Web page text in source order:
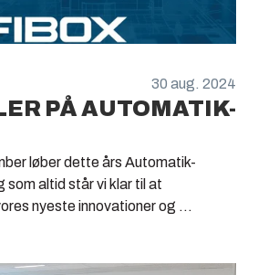
30 aug. 2024
PÅ AUTOMATIK-
løber dette års Automatik-
som altid står vi klar til at
nyeste innovationer og ...